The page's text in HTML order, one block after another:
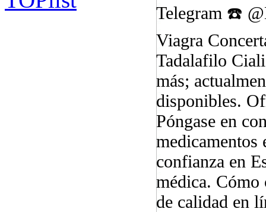
Telegram ☎️
Viagra
Tadalafilo
más;
disponibles.
Póngase en
medicamentos
confianza en
médica. Cómo
de calidad en